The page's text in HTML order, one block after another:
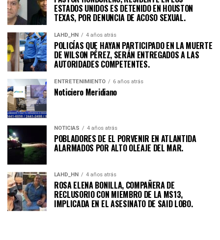
ESTADOS UNIDOS ES DETENIDO EN HOUSTON
TEXAS, POR DENUNCIA DE ACOSO SEXUAL.
LAHD_HN 4 años atrás
POLICÍAS QUE HAYAN PARTICIPADO EN LA MUERTE
DE WILSON PÉREZ, SERÁN ENTREGADOS A LAS
AUTORIDADES COMPETENTES.
ENTRETENIMIENTO 6 años atrás
Noticiero Meridiano
NOTICIAS 4 años atrás
POBLADORES DE EL PORVENIR EN ATLANTIDA
ALARMADOS POR ALTO OLEAJE DEL MAR.
LAHD_HN 4 años atrás
ROSA ELENA BONILLA, COMPAÑERA DE
RECLUSORIO CON MIEMBRO DE LA MS13,
IMPLICADA EN EL ASESINATO DE SAID LOBO.